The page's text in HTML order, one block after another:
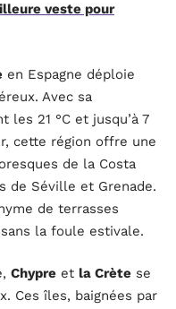
veste pour
en Espagne déploie
Avec sa
les 21 °C et jusqu’à 7
cette région offre une
de la Costa
de Séville et Grenade.
de terrasses
la foule estivale.
Chypre et la Crète se
Ces îles, baignées par